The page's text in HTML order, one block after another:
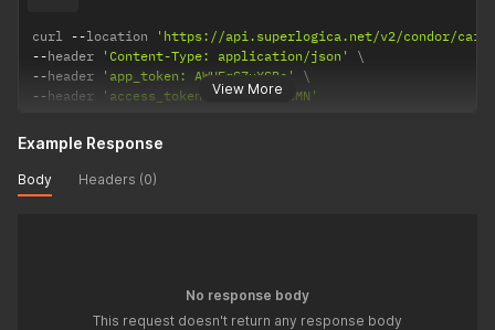
View More
curl --location
'https://api.superlogica.net/v2/condor/
--header 'Content-Type: application/json'
--header 'app_token: AWUFqSZuXSBc'
--header 'access_token: rZXk9Vz9wcMN'
Example Response
Body Headers (0)
No response body
This request doesn't return any response body